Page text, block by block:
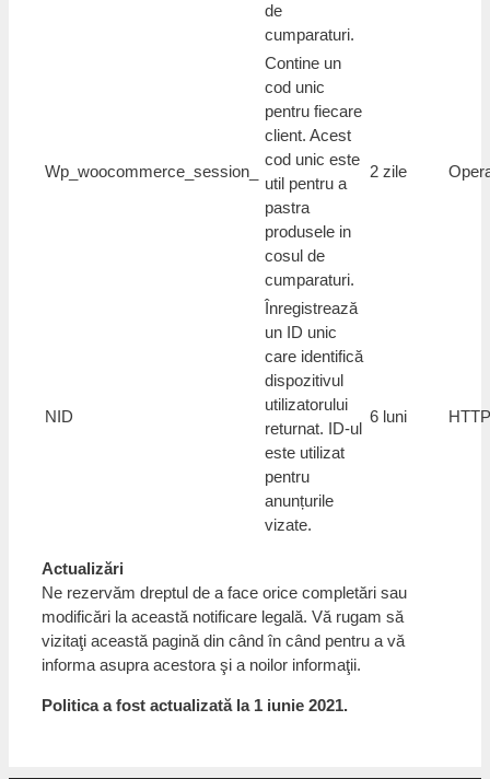
de
cumparaturi.
Wp_woocommerce_session_
Contine un
cod unic
pentru fiecare
client. Acest
cod unic este
util pentru a
pastra
produsele in
cosul de
cumparaturi.
2 zile
NID
Înregistrează
un ID unic
care identifică
dispozitivul
utilizatorului
returnat. ID-ul
este utilizat
pentru
anunțurile
vizate.
6 luni
Actualizări
Ne rezervăm dreptul de a face orice completări sau
modificări la această notificare legală. Vă rugam să
vizitaţi această pagină din când în când pentru a vă
informa asupra acestora şi a noilor informaţii.
Politica a fost actualizată la 1 iunie 2021.